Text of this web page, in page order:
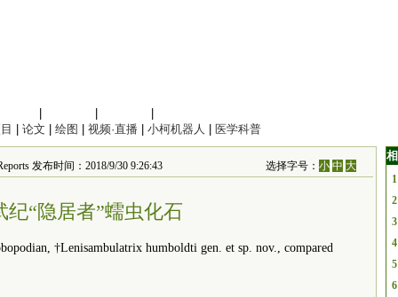
论文 绘图 视频·直播 小柯机器人 医学科普
发布时间：2018/9/30 9:26:43 选择字号：小 中 大
纪“隐居者”蠕虫化石
†Lenisambulatrix humboldti gen. et sp. nov., compared
1
2
3
4
5
6